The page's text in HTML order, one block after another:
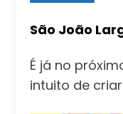
São João
É já no
intuito de